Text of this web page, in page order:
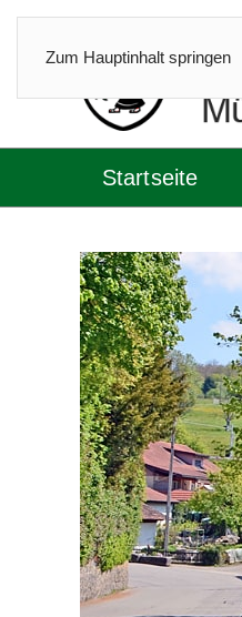
Zum Hauptinhalt springen
Startseite